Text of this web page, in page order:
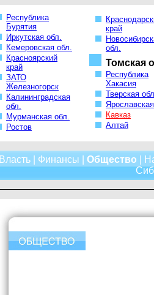
Республика
Бурятия
Иркутская обл.
Кемеровская обл.
Красноярский
край
ЗАТО
Железногорск
Калининградская
обл.
Мурманская обл.
Ростов
край
обл.
Томская
Республика
Хакасия
Тверская
Кавказ
Алтай
Власть| Финансы Общество